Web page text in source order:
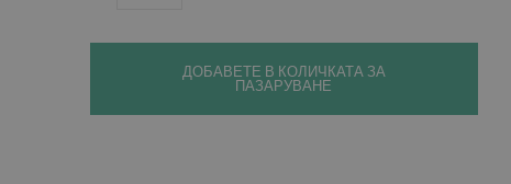
ДОБАВЕТЕ В КОЛИЧКАТА ЗА
ПАЗАРУВАНЕ